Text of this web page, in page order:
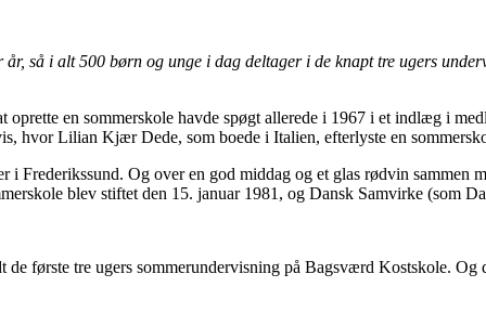
så i alt 500 børn og unge i dag deltager i de knapt tre ugers
en sommerskole havde spøgt allerede i 1967 i et indlæg i
hvor Lilian Kjær Dede, som boede i Italien, efterlyste en
Frederikssund. Og over en god middag og et glas rødvin sammen
blev stiftet den 15. januar 1981, og Dansk Samvirke (som
de første tre ugers sommerundervisning på Bagsværd Kostskole.